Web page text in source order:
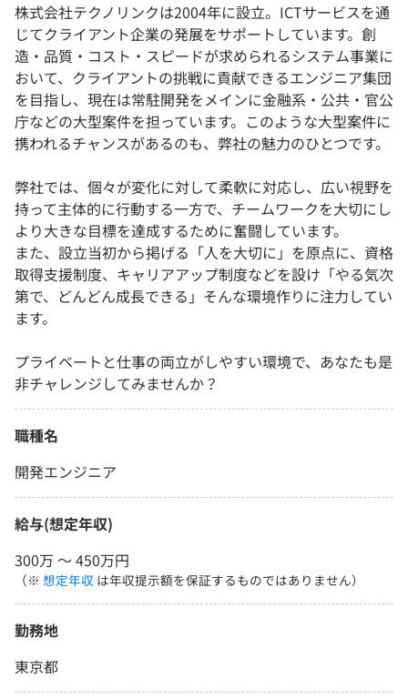
株式会社テクノリンクは2004年に設立。ICTサービスを通
じてクライアント企業の発展をサポートしています。創
造・品質・コスト・スピードが求められるシステム事業に
おいて、クライアントの挑戦に貢献できるエンジニア集団
を目指し、現在は常駐開発をメインに金融系・公共・官公
庁などの大型案件を担っています。このような大型案件に
携われるチャンスがあるのも、弊社の魅力のひとつです。
弊社では、個々が変化に対して柔軟に対応し、広い視野を
持って主体的に行動する一方で、チームワークを大切にし
より大きな目標を達成するために奮闘しています。
また、設立当初から掲げる「人を大切に」を原点に、資格
取得支援制度、キャリアアップ制度などを設け「やる気次
第で、どんどん成長できる」そんな環境作りに注力してい
ます。
プライベートと仕事の両立がしやすい環境で、あなたも是
非チャレンジしてみませんか？
職種名
開発エンジニア
給与(想定年収)
300万 〜 450万円
（※ 想定年収 は年収提示額を保証するものではありません）
勤務地
東京都